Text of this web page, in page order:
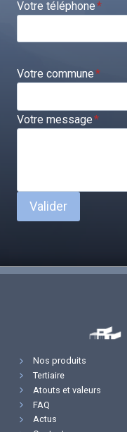
Votre téléphone*
Votre commune*
Votre message*
Valider
Nos produits
Tertiaire
Atouts et valeurs
FAQ
Actus